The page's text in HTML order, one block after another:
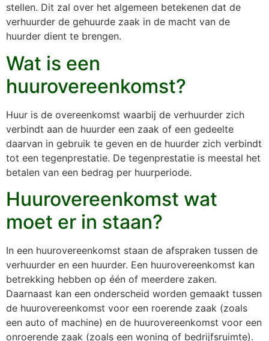
stellen. Dit zal over het algemeen betekenen dat de
verhuurder de gehuurde zaak in de macht van de
huurder dient te brengen.
Wat is een
huurovereenkomst?
Huur is de overeenkomst waarbij de verhuurder zich
verbindt aan de huurder een zaak of een gedeelte
daarvan in gebruik te geven en de huurder zich verbindt
tot een tegenprestatie. De tegenprestatie is meestal het
betalen van een bedrag per huurperiode.
Huurovereenkomst wat
moet er in staan?
In een huurovereenkomst staan de afspraken tussen de
verhuurder en een huurder. Een huurovereenkomst kan
betrekking hebben op één of meerdere zaken.
Daarnaast kan een onderscheid worden gemaakt tussen
de huurovereenkomst voor een roerende zaak (zoals
een auto of machine) en de huurovereenkomst voor een
onroerende zaak (zoals een woning of bedrijfsruimte).